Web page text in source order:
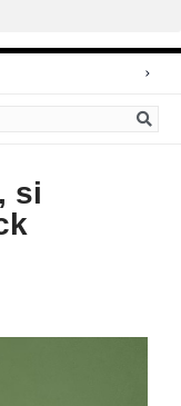
si